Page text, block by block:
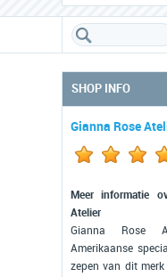
SHOP INFO
Gianna Rose
Meer informatie
Atelier
Gianna Rose
Amerikaanse
zepen van dit